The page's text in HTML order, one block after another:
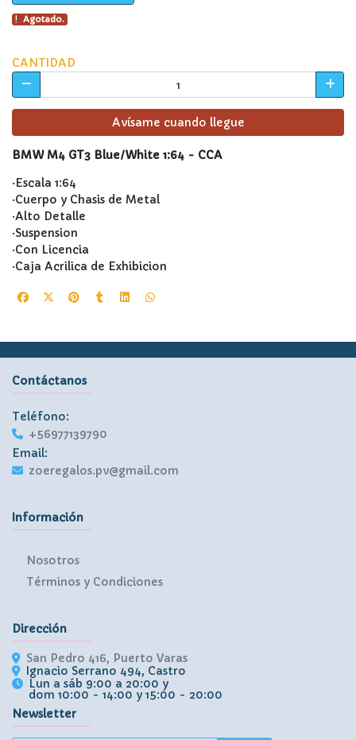
Agotado.
CANTIDAD
Avísame cuando llegue
BMW M4 GT3 Blue/White 1:64 - CCA
·Escala 1:64
·Cuerpo y Chasis de Metal
·Alto Detalle
·Suspension
·Con Licencia
·Caja Acrilica de Exhibicion
Contáctanos
Teléfono:
+56977139790
Email:
zoeregalos.pv@gmail.com
Información
Nosotros
Términos y Condiciones
Dirección
San Pedro 416, Puerto Varas
Ignacio Serrano 494, Castro
Lun a sáb 9:00 a 20:00 y
dom 10:00 - 14:00 y 15:00 - 20:00
Newsletter